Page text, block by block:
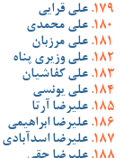
علی قرایی
علی محمدی
علی مرزبان
علی وزیری پناه
علی کفاشیان
علی یونسی
علیرضا آرتا
علیرضا ابراهیمی
علیرضا اسدآبادی